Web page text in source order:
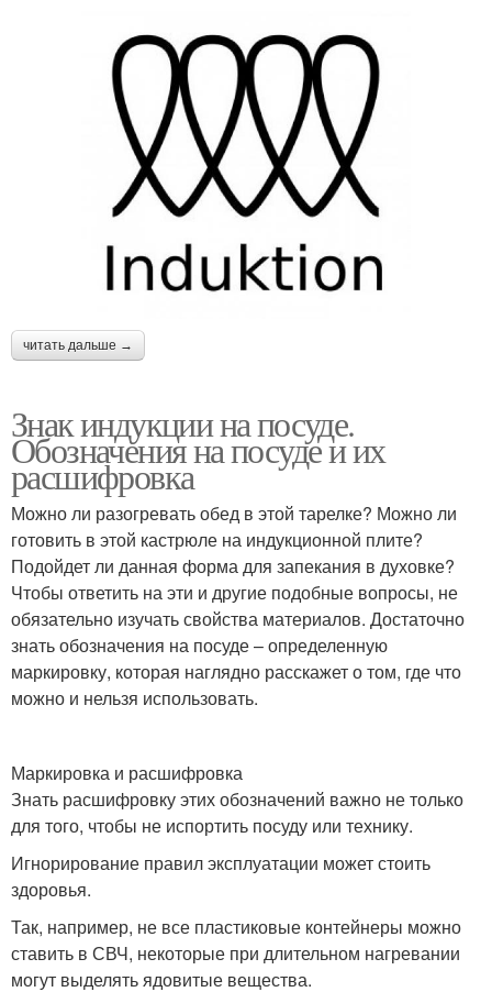
читать дальше →
Знак индукции на посуде.
Обозначения на посуде и их
расшифровка
Можно ли разогревать обед в этой тарелке? Можно ли
готовить в этой кастрюле на индукционной плите?
Подойдет ли данная форма для запекания в духовке?
Чтобы ответить на эти и другие подобные вопросы, не
обязательно изучать свойства материалов. Достаточно
знать обозначения на посуде – определенную
маркировку, которая наглядно расскажет о том, где что
можно и нельзя использовать.
Маркировка и расшифровка
Знать расшифровку этих обозначений важно не только
для того, чтобы не испортить посуду или технику.
Игнорирование правил эксплуатации может стоить
здоровья.
Так, например, не все пластиковые контейнеры можно
ставить в СВЧ, некоторые при длительном нагревании
могут выделять ядовитые вещества.